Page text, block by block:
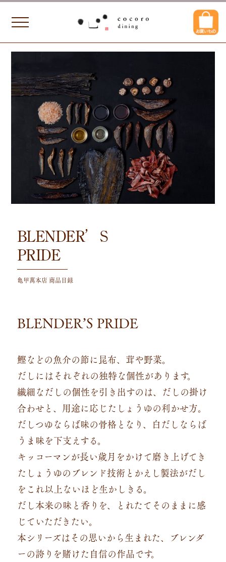
亀甲萬本店 商品目録
BLENDER’S
PRIDE
BLENDER’S PRIDE
鰹などの魚介の節に昆布、茸や野菜。
だしにはそれぞれの独特な個性があります。
繊細なだしの個性を引き出すのは、だしの掛け
合わせと、用途に応じたしょうゆの利かせ方。
だしつゆならば味の骨格となり、白だしならば
うま味を下支えする。
キッコーマンが長い歳月をかけて磨き上げてき
たしょうゆのブレンド技術とかえし製法がだし
をこれ以上ないほど生かしきる。
だし本来の味と香りを、とれたてそのままに感
じていただきたい。
本シリーズはその思いから生まれた、ブレンダ
ーの誇りを賭けた自信の作品です。